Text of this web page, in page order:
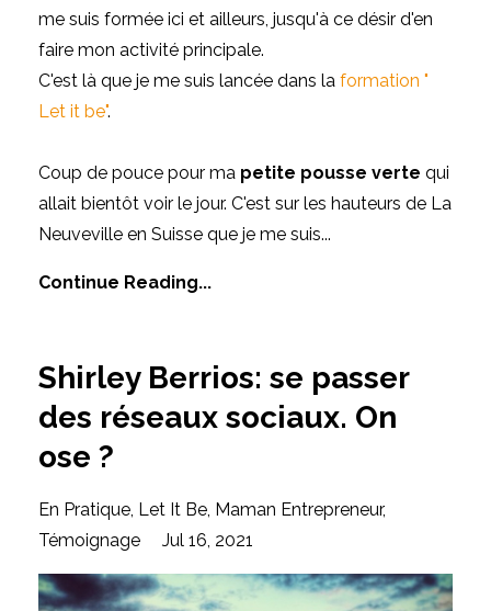
me suis formée ici et ailleurs, jusqu'à ce désir d'en
faire mon activité principale.
C'est là que je me suis lancée dans la formation "
Let it be".
Coup de pouce pour ma petite pousse verte qui
allait bientôt voir le jour. C'est sur les hauteurs de La
Neuveville en Suisse que je me suis...
Continue Reading...
Shirley Berrios: se passer
des réseaux sociaux. On
ose ?
En Pratique Let It Be Maman Entrepreneur
Témoignage
Jul 16, 2021